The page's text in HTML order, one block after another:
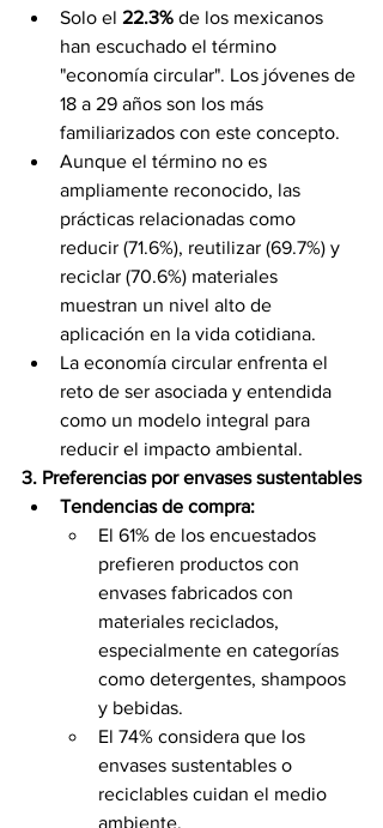
Solo el 22.3% de los mexicanos
han escuchado el término
"economía circular". Los jóvenes de
18 a 29 años son los más
familiarizados con este concepto.
Aunque el término no es
ampliamente reconocido, las
prácticas relacionadas como
reducir (71.6%), reutilizar (69.7%) y
reciclar (70.6%) materiales
muestran un nivel alto de
aplicación en la vida cotidiana.
La economía circular enfrenta el
reto de ser asociada y entendida
como un modelo integral para
reducir el impacto ambiental.
3. Preferencias por envases sustentables
Tendencias de compra:
El 61% de los encuestados
prefieren productos con
envases fabricados con
materiales reciclados,
especialmente en categorías
como detergentes, shampoos
y bebidas.
El 74% considera que los
envases sustentables o
reciclables cuidan el medio
ambiente.